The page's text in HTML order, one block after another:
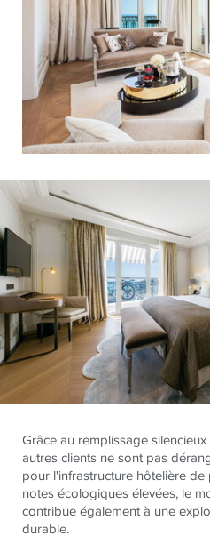
Grâce au remplissage
autres clients ne sont pas
pour l'infrastructure hôtelière
notes écologiques élevées, le
contribue également à une
durable.